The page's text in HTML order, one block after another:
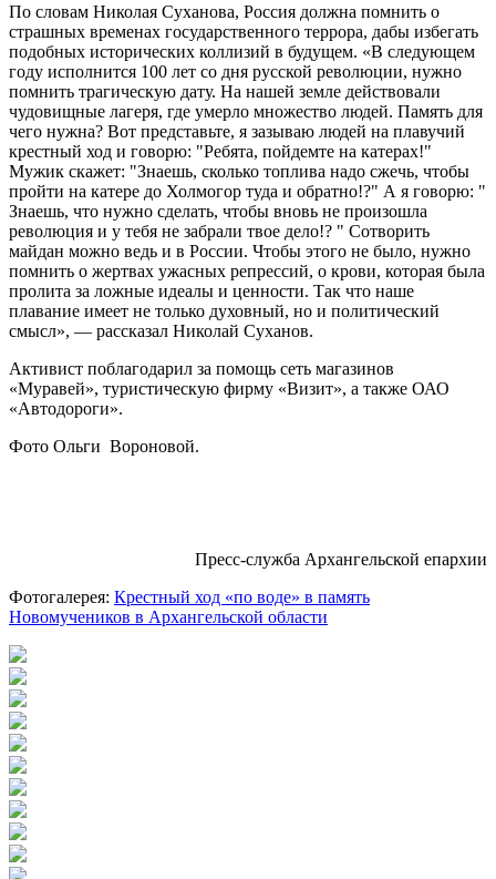
По словам Николая Суханова, Россия должна помнить о
страшных временах государственного террора, дабы избегать
подобных исторических коллизий в будущем. «В следующем
году исполнится 100 лет со дня русской революции, нужно
помнить трагическую дату. На нашей земле действовали
чудовищные лагеря, где умерло множество людей. Память для
чего нужна? Вот представьте, я зазываю людей на плавучий
крестный ход и говорю: "Ребята, пойдемте на катерах!"
Мужик скажет: "Знаешь, сколько топлива надо сжечь, чтобы
пройти на катере до Холмогор туда и обратно!?" А я говорю: "
Знаешь, что нужно сделать, чтобы вновь не произошла
революция и у тебя не забрали твое дело!? " Сотворить
майдан можно ведь и в России. Чтобы этого не было, нужно
помнить о жертвах ужасных репрессий, о крови, которая была
пролита за ложные идеалы и ценности. Так что наше
плавание имеет не только духовный, но и политический
смысл», — рассказал Николай Суханов.
Активист поблагодарил за помощь сеть магазинов
«Муравей», туристическую фирму «Визит», а также ОАО
«Автодороги».
Фото Ольги Вороновой.
Пресс-служба Архангельской епархии
Фотогалерея: Крестный ход «по воде» в память
Новомучеников в Архангельской области